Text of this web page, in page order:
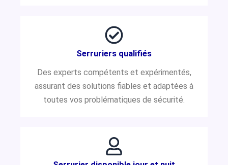
Serruriers qualifiés
Des experts compétents et expérimentés,
assurant des solutions fiables et adaptées à
toutes vos problématiques de sécurité.